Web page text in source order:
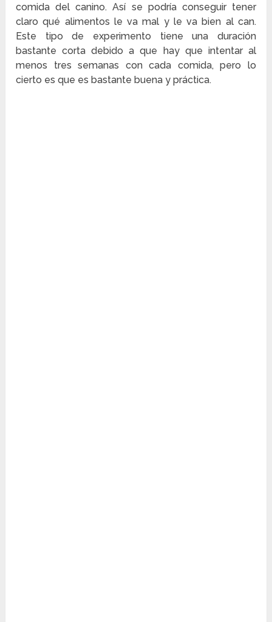
comida del canino. Así se podría conseguir tener
claro qué alimentos le va mal y le va bien al can.
Este tipo de experimento tiene una duración
bastante corta debido a que hay que intentar al
menos tres semanas con cada comida, pero lo
cierto es que es bastante buena y práctica.